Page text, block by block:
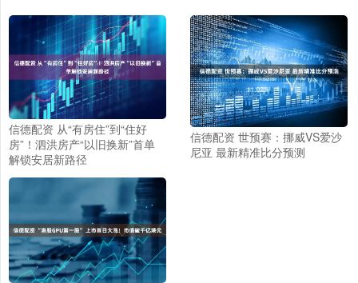
信德配资 从“有房住”到“住好
房”！泗洪房产“以旧换新”首单
解锁安居新路径
信德配资 世预赛：挪威VS爱沙
尼亚 最新精准比分预测